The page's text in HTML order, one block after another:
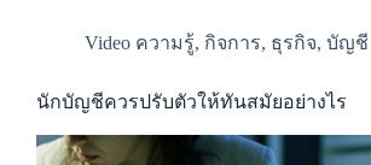
Video ความรู้, กิจการ, ธุรกิจ, บัญชี
นักบัญชีควรปรับตัวให้ทันสมัยอย่างไร